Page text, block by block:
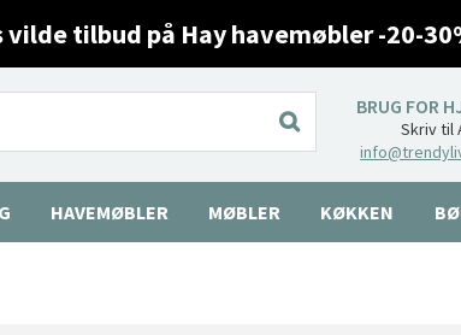
vilde tilbud på Hay havemøbler -20-
BRUG FOR
Skriv til
HAVEMØBLER MØBLER KØKKEN